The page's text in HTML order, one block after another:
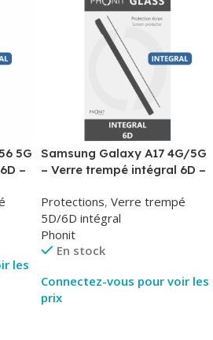
5G
–
les
Samsung Galaxy A17 4G/5G
– Verre trempé intégral 6D –
Protections, Verre trempé
5D/6D intégral
Phonit
En stock
Connectez-vous pour voir les
prix